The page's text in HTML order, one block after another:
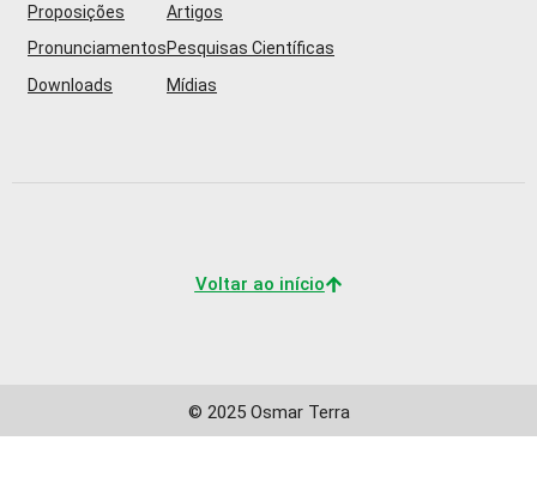
Proposições
Pronunciamentos
Downloads
Artigos
Pesquisas Científicas
Mídias
Voltar ao início
© 2025 Osmar Terra